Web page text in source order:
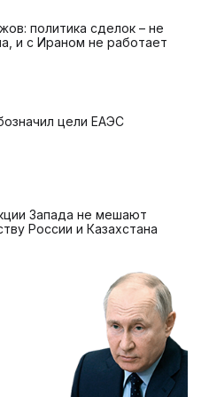
политика сделок – не
и с Ираном не работает
цели ЕАЭС
Запада не мешают
России и Казахстана